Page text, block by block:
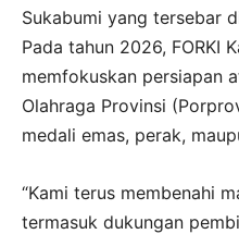
Sukabumi yang tersebar
Pada tahun 2026, FORKI
memfokuskan persiapan
Olahraga Provinsi
medali emas, perak,
“Kami terus membenahi
termasuk dukungan